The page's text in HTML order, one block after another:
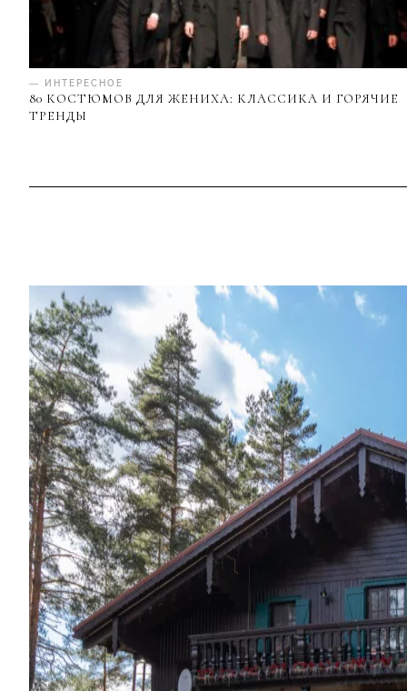
— ИНТЕРЕСНОЕ
80 КОСТЮМОВ ДЛЯ ЖЕНИХА: КЛАССИКА И ГОРЯЧИЕ
ТРЕНДЫ